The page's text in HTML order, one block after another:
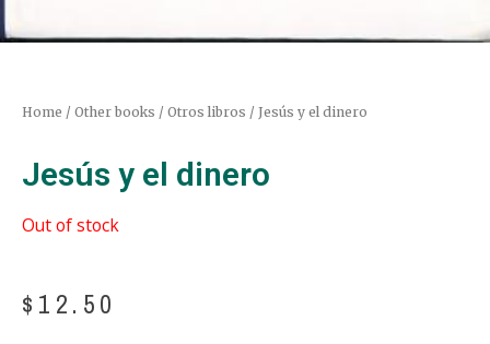
Home / Other books / Otros libros / Jesús y el dinero
Jesús y el dinero
Out of stock
$ 12.50